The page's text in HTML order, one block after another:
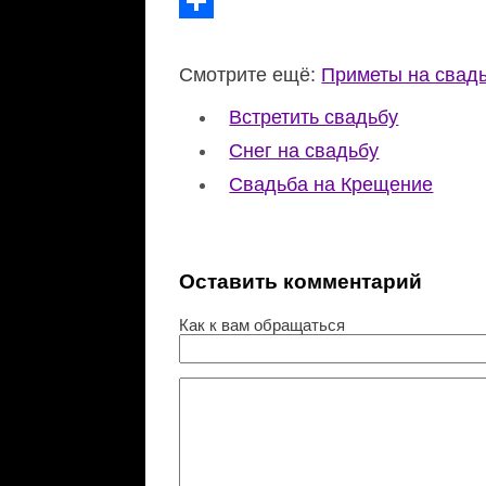
Смотрите ещё: Приметы на
Встретить свадьбу
Снег на свадьбу
Свадьба на Крещение
Оставить комментарий
Как к вам обращаться